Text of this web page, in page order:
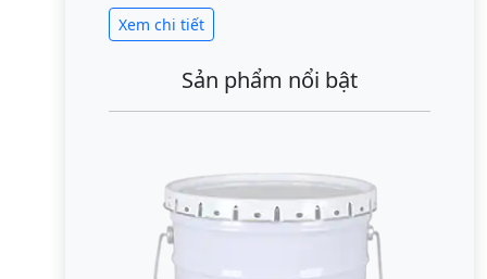
Xem chi tiết
Sản phẩm nổi bật